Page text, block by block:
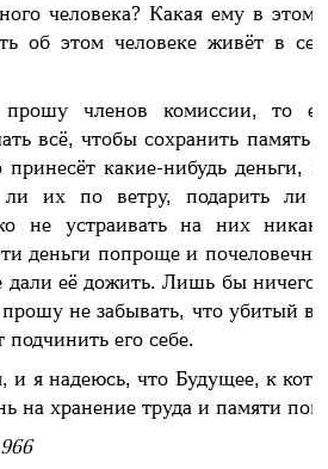
человека? Какая ему в этом
об этом человеке живёт в
членов комиссии, то
всё, чтобы сохранить
принесёт какие-нибудь деньги,
их по ветру, подарить ли
не устраивать на них
деньги попроще и
её дожить. Лишь бы ничего
не забывать, что убитый
его себе.
и я надеюсь, что Будущее, к
на хранение труда и памяти